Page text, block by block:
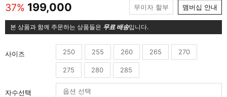
37% 199,000 무이자 할부 맴버십 안내
본 상품과 함께 주문하는 상품들은 무료 배송입니다.
사이즈 250 255 260 265 270
275 280 285
자수선택